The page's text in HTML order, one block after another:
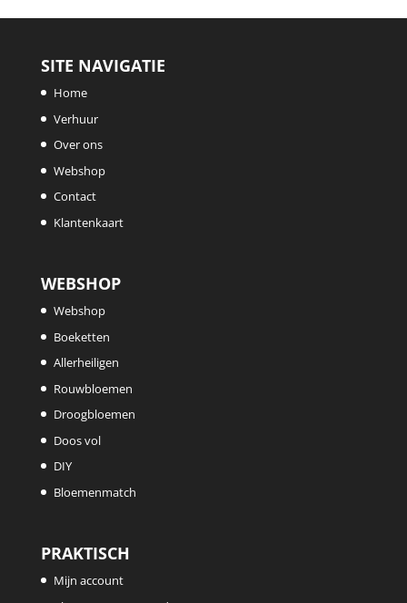
SITE NAVIGATIE
Home
Verhuur
Over ons
Webshop
Contact
Klantenkaart
WEBSHOP
Webshop
Boeketten
Allerheiligen
Rouwbloemen
Droogbloemen
Doos vol
DIY
Bloemenmatch
PRAKTISCH
Mijn account